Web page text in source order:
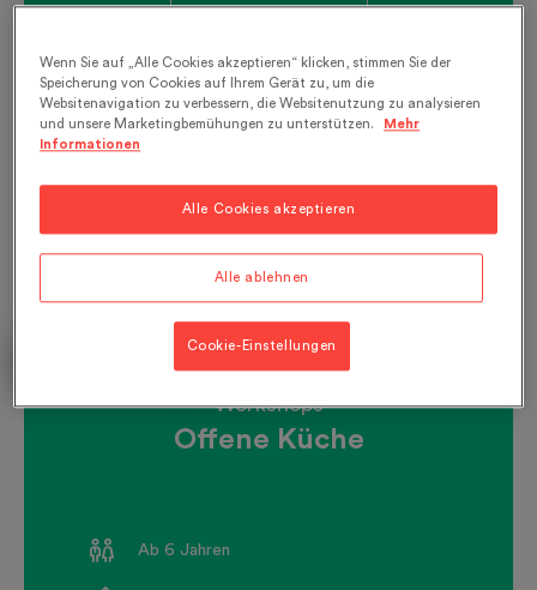
Workshops
Offene Küche
Ab 6 Jahren
Wenn Sie auf „Alle Cookies akzeptieren“ klicken, stimmen Sie der
Speicherung von Cookies auf Ihrem Gerät zu, um die
Websitenavigation zu verbessern, die Websitenutzung zu analysieren
und unsere Marketingbemühungen zu unterstützen.
Mehr
Informationen
Alle ablehnen
Alle Cookies akzeptieren
Cookie-Einstellungen